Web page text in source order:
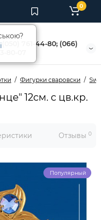
(050) 761-44-80; (066)
0
Фигурки сваровски
12см. с цв.кр.
Отзывы 0
Популярный